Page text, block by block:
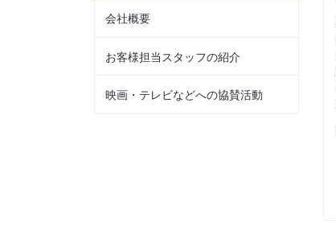
会社概要
お客様担当スタッフの紹介
映画・テレビなどへの協賛活動